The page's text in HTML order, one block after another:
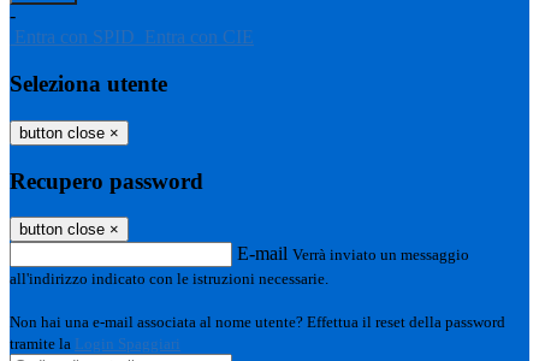
-
Entra con SPID Entra con CIE
Seleziona utente
button close ×
Recupero password
button close ×
E-mail Verrà inviato un messaggio
all'indirizzo indicato con le istruzioni necessarie.
Non hai una e-mail associata al nome utente? Effettua il reset della password
tramite la Login Spaggiari